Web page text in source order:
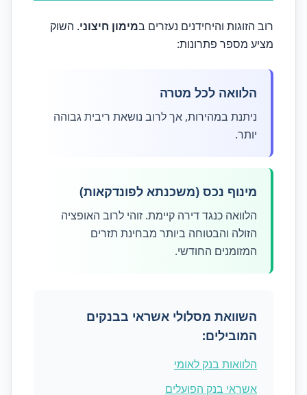
רוב הזוגות והיחידנים נעזרים במימון חיצוני. השוק
מציע מספר פתרונות:
הלוואה לכל מטרה
ניתנת במהירות, אך לרוב נושאת ריבית גבוהה
יותר.
מינוף נכס (משכנתא לפונדקאות)
הלוואה כנגד דירה קיימת. זוהי לרוב האופציה
הזולה והבטוחה ביותר מבחינת תזרים
המזומנים החודשי.
השוואת מסלולי אשראי בבנקים
המובילים:
הלוואות בנק לאומי
אשראי בנק הפועלים